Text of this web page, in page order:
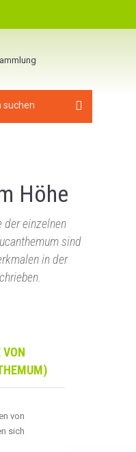
Höhe
der einzelnen
sind
in der
von
sich